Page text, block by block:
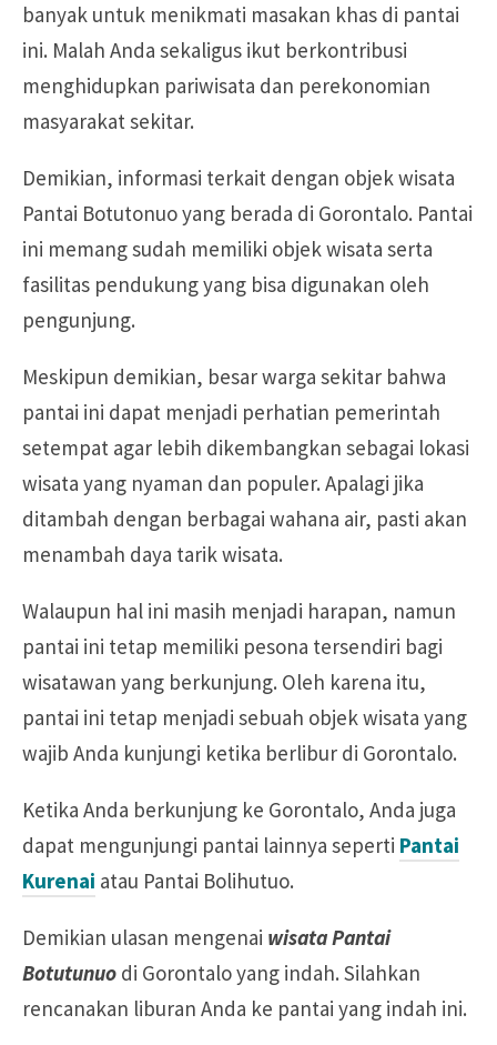
banyak untuk menikmati masakan khas di pantai
ini. Malah Anda sekaligus ikut berkontribusi
menghidupkan pariwisata dan perekonomian
masyarakat sekitar.
Demikian, informasi terkait dengan objek wisata
Pantai Botutonuo yang berada di Gorontalo. Pantai
ini memang sudah memiliki objek wisata serta
fasilitas pendukung yang bisa digunakan oleh
pengunjung.
Meskipun demikian, besar warga sekitar bahwa
pantai ini dapat menjadi perhatian pemerintah
setempat agar lebih dikembangkan sebagai lokasi
wisata yang nyaman dan populer. Apalagi jika
ditambah dengan berbagai wahana air, pasti akan
menambah daya tarik wisata.
Walaupun hal ini masih menjadi harapan, namun
pantai ini tetap memiliki pesona tersendiri bagi
wisatawan yang berkunjung. Oleh karena itu,
pantai ini tetap menjadi sebuah objek wisata yang
wajib Anda kunjungi ketika berlibur di Gorontalo.
Ketika Anda berkunjung ke Gorontalo, Anda juga
dapat mengunjungi pantai lainnya seperti Pantai
Kurenai atau Pantai Bolihutuo.
Demikian ulasan mengenai wisata Pantai
Botutunuo di Gorontalo yang indah. Silahkan
rencanakan liburan Anda ke pantai yang indah ini.